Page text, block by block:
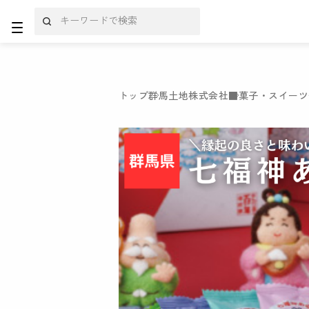
トップ群馬土地株式会社■菓子・スイーツ